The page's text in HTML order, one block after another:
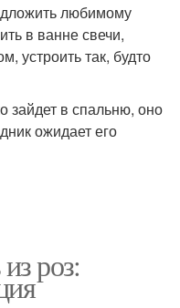
любимому
в ванне свечи,
устроить так, будто
в спальню, оно
ожидает его
роз: